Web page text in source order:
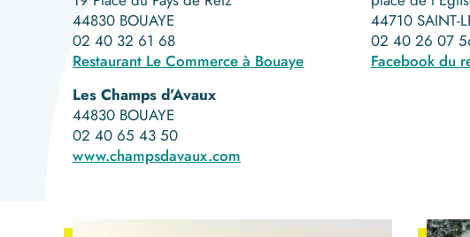
44830 BOUAYE
02 40 32 61 68
Restaurant Le Commerce à Bouaye
Les Champs d’Avaux
44830 BOUAYE
02 40 65 43 50
www.champsdavaux.com
44710 SAINT-
02 40 26 07
Facebook du